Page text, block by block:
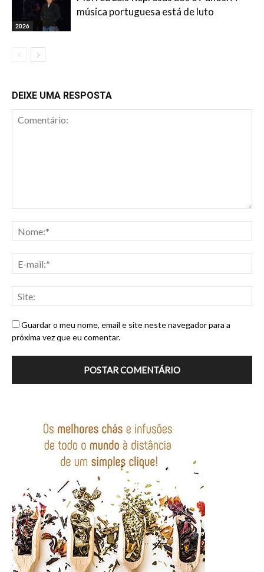
2026
música portuguesa está de luto
DEIXE UMA RESPOSTA
Guardar o meu nome, email e site neste navegador para a
próxima vez que eu comentar.